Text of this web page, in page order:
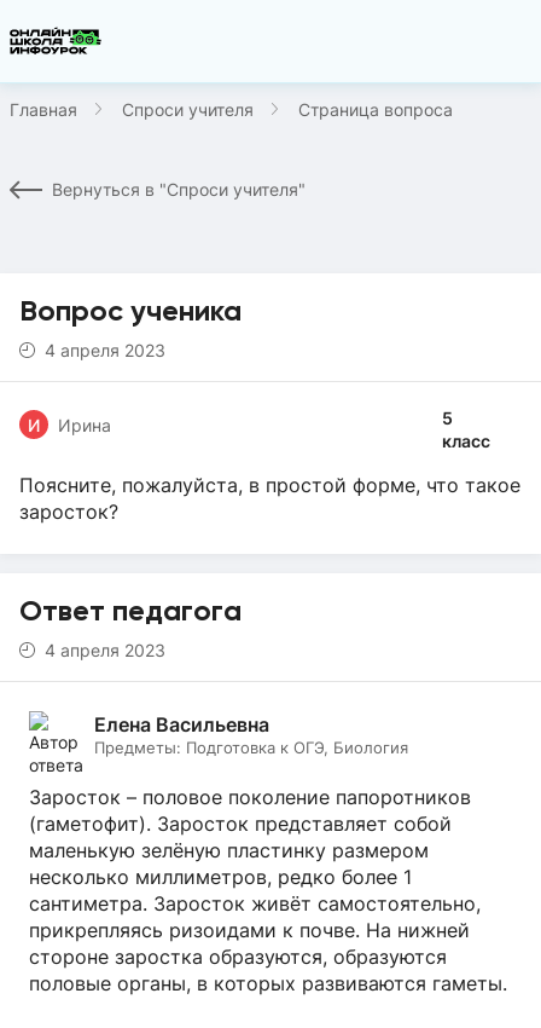
Главная Спроси учителя Страница вопроса
Вернуться в "Спроси учителя"
Вопрос ученика
4 апреля 2023
5
класс
И Ирина
Поясните, пожалуйста, в простой форме, что такое
заросток?
Ответ педагога
4 апреля 2023
Елена Васильевна
Предметы: Подготовка к ОГЭ, Биология
Заросток – половое поколение папоротников
(гаметофит). Заросток представляет собой
маленькую зелёную пластинку размером
несколько миллиметров, редко более 1
сантиметра. Заросток живёт самостоятельно,
прикрепляясь ризоидами к почве. На нижней
стороне заростка образуются, образуются
половые органы, в которых развиваются гаметы.